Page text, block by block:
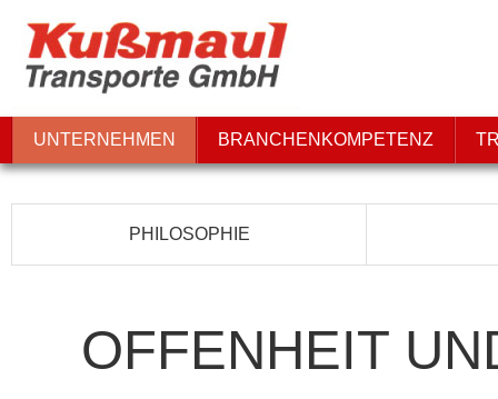
UNTERNEHMEN BRANCHENKOMPETENZ
PHILOSOPHIE
OFFENHEIT